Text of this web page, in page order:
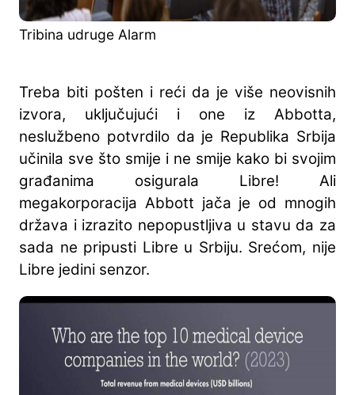
Tribina udruge Alarm
Treba biti pošten i reći da je više neovisnih
izvora, uključujući i one iz Abbotta,
neslužbeno potvrdilo da je Republika Srbija
učinila sve što smije i ne smije kako bi svojim
građanima osigurala Libre! Ali
megakorporacija Abbott jača je od mnogih
država i izrazito nepopustljiva u stavu da za
sada ne pripusti Libre u Srbiju. Srećom, nije
Libre jedini senzor.